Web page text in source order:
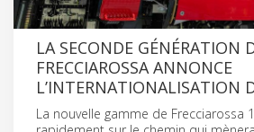
LA SECONDE GÉNÉRATION
FRECCIAROSSA ANNONCE
L’INTERNATIONALISATION
La nouvelle gamme de Frecciarossa